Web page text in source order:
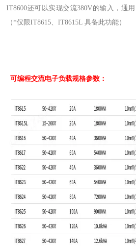
IT8600还可以实现交流380V的输入，通
（*仅限IT8615、IT8615L 具备此功能）
可编程交流电子负载规格参数：